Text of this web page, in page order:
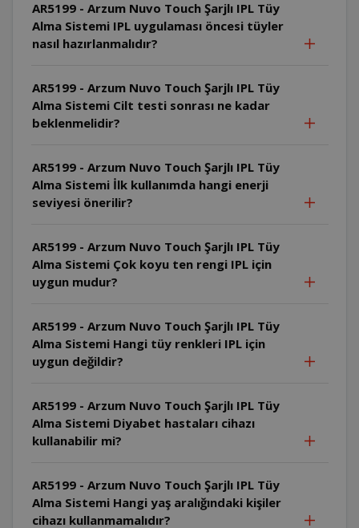
AR5199 - Arzum Nuvo Touch Şarjlı IPL Tüy
Alma Sistemi IPL uygulaması öncesi tüyler
nasıl hazırlanmalıdır?
AR5199 - Arzum Nuvo Touch Şarjlı IPL Tüy
Alma Sistemi Cilt testi sonrası ne kadar
beklenmelidir?
AR5199 - Arzum Nuvo Touch Şarjlı IPL Tüy
Alma Sistemi İlk kullanımda hangi enerji
seviyesi önerilir?
AR5199 - Arzum Nuvo Touch Şarjlı IPL Tüy
Alma Sistemi Çok koyu ten rengi IPL için
uygun mudur?
AR5199 - Arzum Nuvo Touch Şarjlı IPL Tüy
Alma Sistemi Hangi tüy renkleri IPL için
uygun değildir?
AR5199 - Arzum Nuvo Touch Şarjlı IPL Tüy
Alma Sistemi Diyabet hastaları cihazı
kullanabilir mi?
AR5199 - Arzum Nuvo Touch Şarjlı IPL Tüy
Alma Sistemi Hangi yaş aralığındaki kişiler
cihazı kullanmamalıdır?